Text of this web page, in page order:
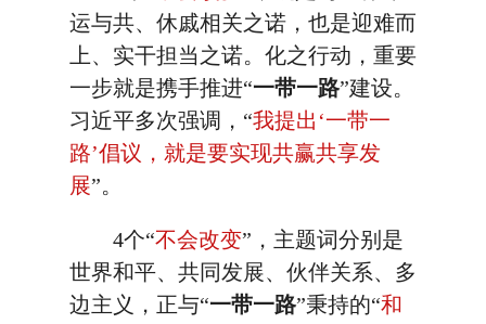
运与共、休戚相关之诺，也是迎难而
上、实干担当之诺。化之行动，重要
一步就是携手推进“一带一路”建设。
习近平多次强调，“我提出‘一带一
路’倡议，就是要实现共赢共享发
展”。
4个“不会改变”，主题词分别是
世界和平、共同发展、伙伴关系、多
边主义，正与“一带一路”秉持的“和